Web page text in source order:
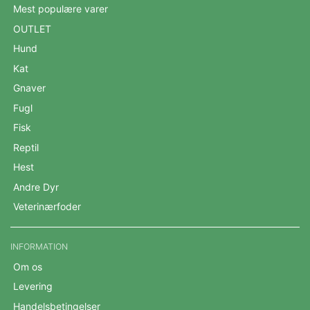
Mest populære varer
OUTLET
Hund
Kat
Gnaver
Fugl
Fisk
Reptil
Hest
Andre Dyr
Veterinærfoder
INFORMATION
Om os
Levering
Handelsbetingelser